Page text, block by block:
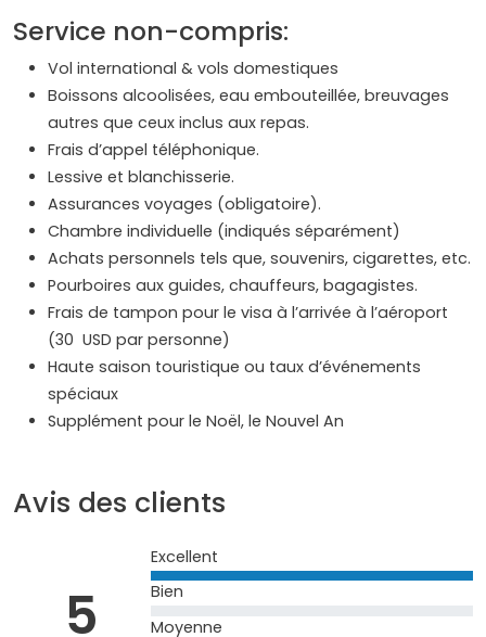
Service non-compris:
Vol international & vols domestiques
Boissons alcoolisées, eau embouteillée, breuvages
autres que ceux inclus aux repas.
Frais d’appel téléphonique.
Lessive et blanchisserie.
Assurances voyages (obligatoire).
Chambre individuelle (indiqués séparément)
Achats personnels tels que, souvenirs, cigarettes, etc.
Pourboires aux guides, chauffeurs, bagagistes.
Frais de tampon pour le visa à l’arrivée à l’aéroport
(30 USD par personne)
Haute saison touristique ou taux d’événements
spéciaux
Supplément pour le Noël, le Nouvel An
Avis des clients
5
Excellent
Bien
Moyenne